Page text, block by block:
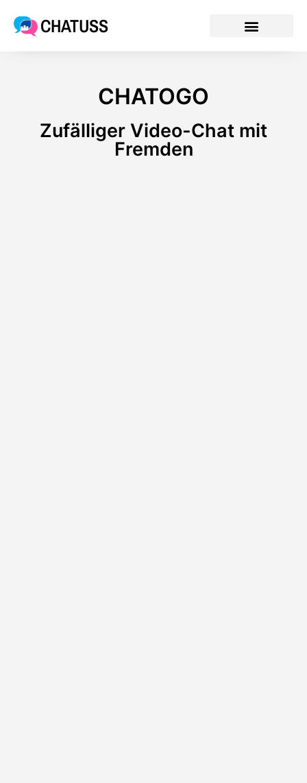
CHATUSS
CHATOGO
Zufälliger Video-Chat mit
Fremden